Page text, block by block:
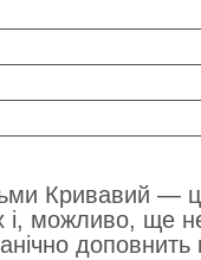
Кривавий —
і, можливо, ще
доповнить